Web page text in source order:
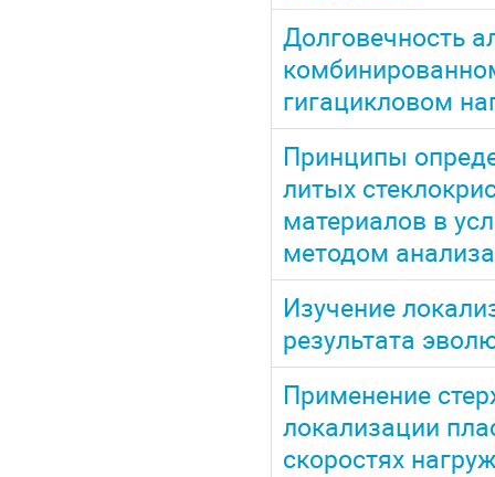
Долговечность
гигацикловом
Принципы
литых
материалов в
методом
Изучение
результата
Применение
локализации
скоростях